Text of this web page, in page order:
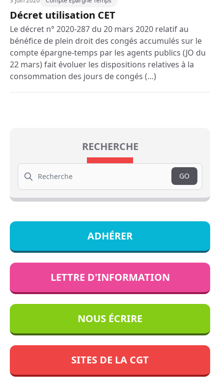
Décret utilisation CET
Le décret n° 2020-287 du 20 mars 2020 relatif au
bénéfice de plein droit des congés accumulés sur le
compte épargne-temps par les agents publics (JO du
22 mars) fait évoluer les dispositions relatives à la
consommation des jours de congés (…)
RECHERCHE
Search
GO
ADHÉRER
LETTRE D'INFORMATION
NOUS ÉCRIRE
SITES DE LA CGT